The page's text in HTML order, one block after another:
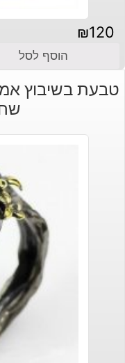
₪120
הוסף לסל
טבעת בשיבוץ